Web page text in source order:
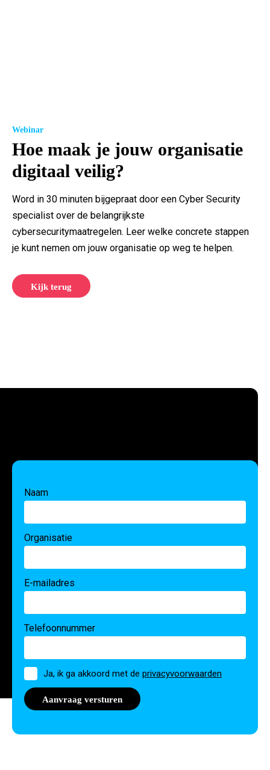
Webinar
Hoe maak je jouw organisatie
digitaal veilig?
Word in 30 minuten bijgepraat door een Cyber Security
specialist over de belangrijkste
cybersecuritymaatregelen. Leer welke concrete stappen
je kunt nemen om jouw organisatie op weg te helpen.
Kijk terug
Naam
Organisatie
E-mailadres
Telefoonnummer
Toestemming
Ja, ik ga akkoord met de privacyvoorwaarden